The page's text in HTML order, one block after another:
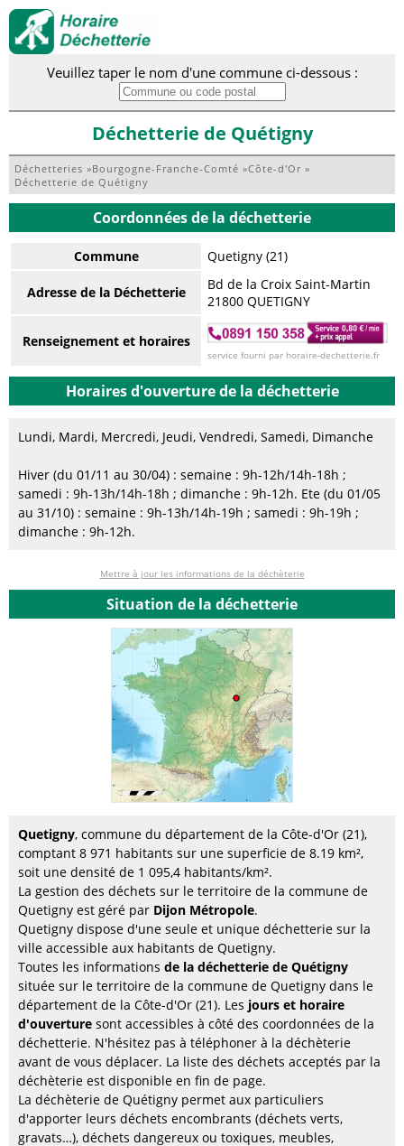
Veuillez taper le nom d'une commune ci-dessous :
Déchetterie de Quétigny
Déchetteries »Bourgogne-Franche-Comté »Côte-d'Or »
Déchetterie de Quétigny
Coordonnées de la déchetterie
Commune Quetigny (21)
Adresse de la Déchetterie
Bd de la Croix Saint-Martin
21800 QUETIGNY
Renseignement et horaires
service fourni par horaire-dechetterie.fr
Horaires d'ouverture de la déchetterie
Lundi, Mardi, Mercredi, Jeudi, Vendredi, Samedi, Dimanche
Hiver (du 01/11 au 30/04) : semaine : 9h-12h/14h-18h ;
samedi : 9h-13h/14h-18h ; dimanche : 9h-12h. Ete (du 01/05
au 31/10) : semaine : 9h-13h/14h-19h ; samedi : 9h-19h ;
dimanche : 9h-12h.
Mettre à jour les informations de la déchèterie
Situation de la déchetterie
Quetigny, commune du département de la Côte-d'Or (21),
comptant 8 971 habitants sur une superficie de 8.19 km²,
soit une densité de 1 095,4 habitants/km².
La gestion des déchets sur le territoire de la commune de
Quetigny est géré par Dijon Métropole.
Quetigny dispose d'une seule et unique déchetterie sur la
ville accessible aux habitants de Quetigny.
Toutes les informations de la déchetterie de Quétigny
située sur le territoire de la commune de Quetigny dans le
département de la Côte-d'Or (21). Les jours et horaire
d'ouverture sont accessibles à côté des coordonnées de la
déchetterie. N'hésitez pas à téléphoner à la déchèterie
avant de vous déplacer. La liste des déchets acceptés par la
déchèterie est disponible en fin de page.
La déchèterie de Quétigny permet aux particuliers
d'apporter leurs déchets encombrants (déchets verts,
gravats…), déchets dangereux ou toxiques, meubles,